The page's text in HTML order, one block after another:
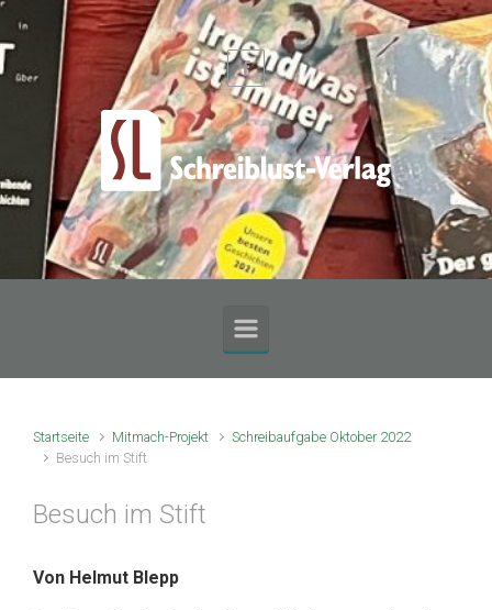
Zum Hauptinhalt springen
Startseite Mitmach-Projekt
Schreibaufgabe Oktober 2022
Besuch im Stift
Besuch im Stift
Von Helmut Blepp